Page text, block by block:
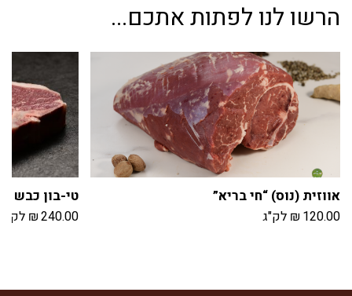
הרשו לנו לפתות אתכם...
אווזית (נוס) “חי בריא”
₪ 120.00 לק"ג
טי-בון כבש
₪240.00 לק"ג